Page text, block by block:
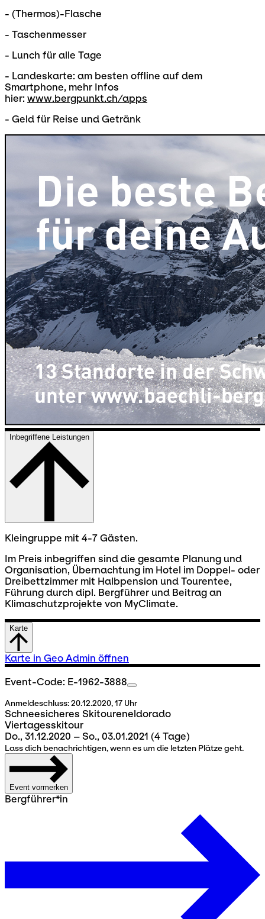
- (Thermos)-Flasche
- Taschenmesser
- Lunch für alle Tage
- Landeskarte: am besten offline auf dem
Smartphone, mehr Infos
hier: www.bergpunkt.ch/apps
- Geld für Reise und Getränk
Inbegriffene Leistungen
Kleingruppe mit 4-7 Gästen.
Im Preis inbegriffen sind die gesamte Planung und
Organisation, Übernachtung im Hotel im Doppel- oder
Dreibettzimmer mit Halbpension und Tourentee,
Führung durch dipl. Bergführer und Beitrag an
Klimaschutzprojekte von MyClimate.
Karte
Karte in Geo Admin öffnen
Event-Code: E-1962-3888
Anmeldeschluss:20.12.2020, 17 Uhr
Schneesicheres Skitoureneldorado
Viertagesskitour
Do., 31.12.2020 – So., 03.01.2021 (4 Tage)
Lass dich benachrichtigen, wenn es um die letzten Plätze geht.
Event vormerken
Bergführer*in